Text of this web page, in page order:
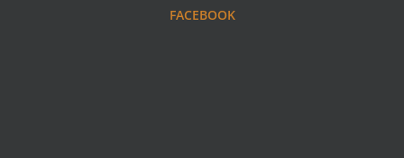
FACEBOOK